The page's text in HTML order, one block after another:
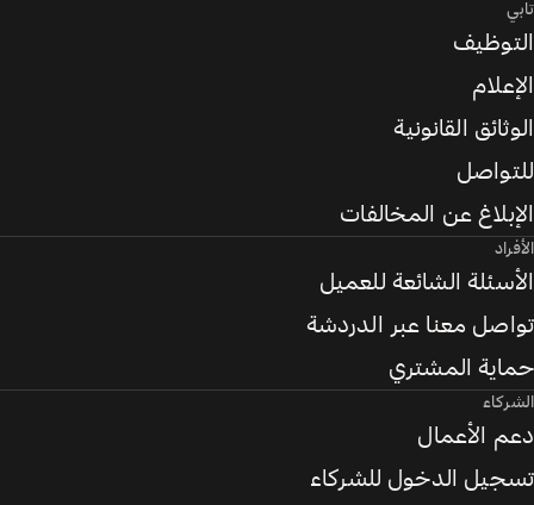
تابي
التوظيف
الإعلام
الوثائق القانونية
للتواصل
الإبلاغ عن المخالفات
الأفراد
الأسئلة الشائعة للعميل
تواصل معنا عبر الدردشة
حماية المشتري
الشركاء
دعم الأعمال
تسجيل الدخول للشركاء